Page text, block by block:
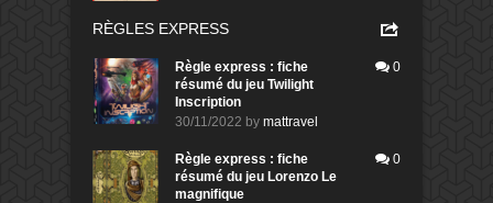
RÈGLES EXPRESS
Règle express : fiche
résumé du jeu Twilight
Inscription
30/11/2022 by mattravel
0
Règle express : fiche
résumé du jeu Lorenzo Le
magnifique
0